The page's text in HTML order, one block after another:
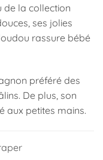
de la collection
ses jolies
rassure bébé
préféré des
De plus, son
aux petites mains.